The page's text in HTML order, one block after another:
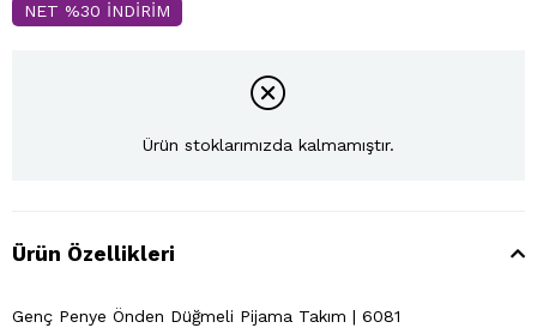
NET %30 İNDİRİM
Ürün stoklarımızda kalmamıştır.
Ürün Özellikleri
Genç Penye Önden Düğmeli Pijama Takım | 6081